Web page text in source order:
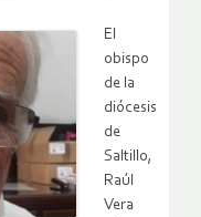
El
obispo
de la
diócesis
de
Saltillo,
Raúl
Vera